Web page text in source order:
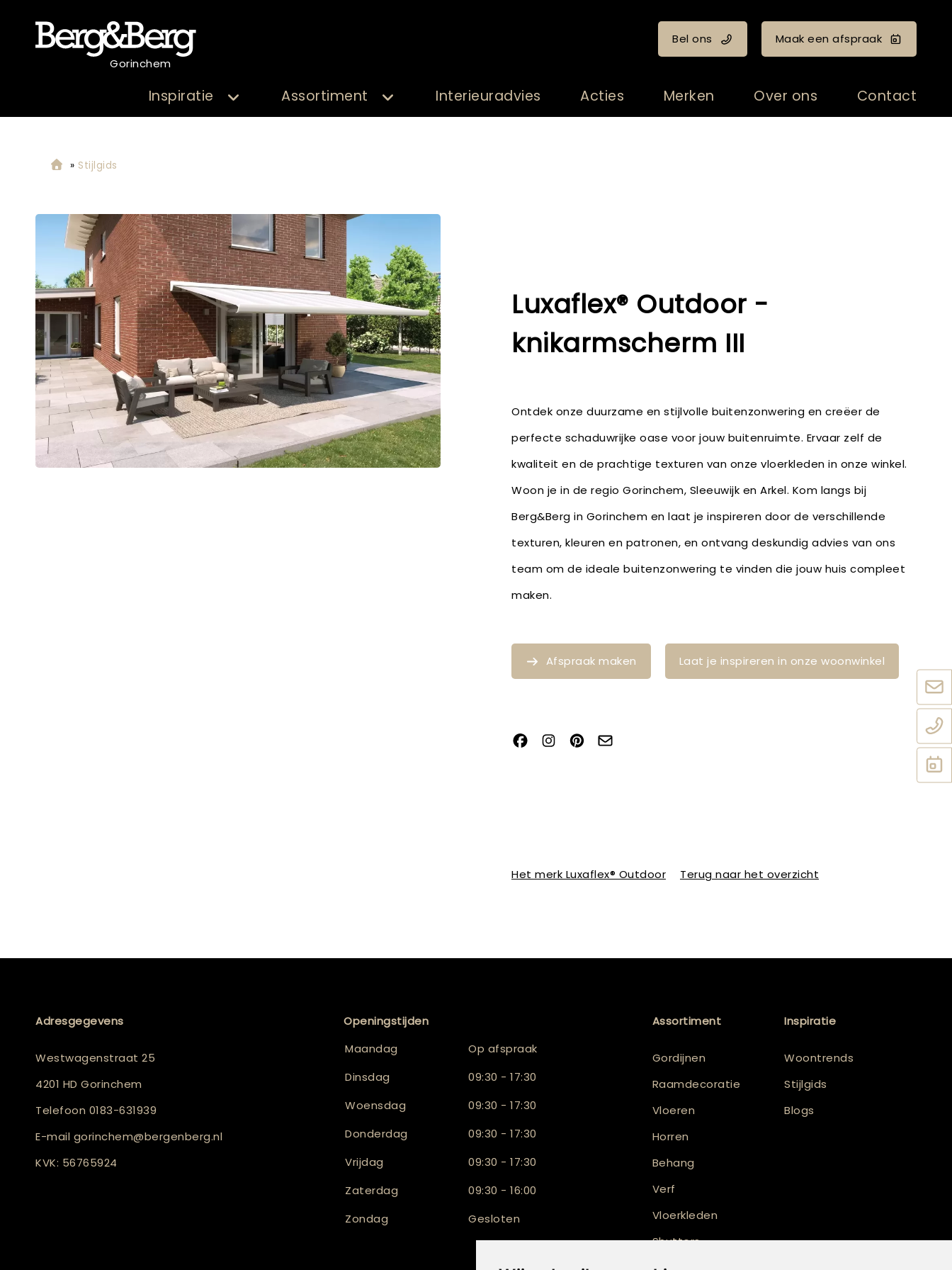
Gorinchem
Bel ons Maak een afspraak
Inspiratie Assortiment Interieuradvies Acties Merken Over ons Contact
» Stijlgids
Luxaflex® Outdoor -
knikarmscherm III
Ontdek onze duurzame en stijlvolle buitenzonwering en creëer de
perfecte schaduwrijke oase voor jouw buitenruimte. Ervaar zelf de
kwaliteit en de prachtige texturen van onze vloerkleden in onze winkel.
Woon je in de regio Gorinchem, Sleeuwijk en Arkel. Kom langs bij
Berg&Berg in Gorinchem en laat je inspireren door de verschillende
texturen, kleuren en patronen, en ontvang deskundig advies van ons
team om de ideale buitenzonwering te vinden die jouw huis compleet
maken.
Afspraak maken Laat je inspireren in onze woonwinkel
Het merk Luxaflex® Outdoor Terug naar het overzicht
Adresgegevens
Westwagenstraat 25
4201 HD Gorinchem
Telefoon 0183-631939
E-mail gorinchem@bergenberg.nl
KVK: 56765924
Openingstijden
Maandag
Op afspraak
Dinsdag
09:30 - 17:30
Woensdag
09:30 - 17:30
Donderdag
09:30 - 17:30
Vrijdag
09:30 - 17:30
Zaterdag
09:30 - 16:00
Zondag
Gesloten
Assortiment
Gordijnen
Raamdecoratie
Vloeren
Horren
Behang
Verf
Vloerkleden
Shutters
Inspiratie
Woontrends
Stijlgids
Blogs